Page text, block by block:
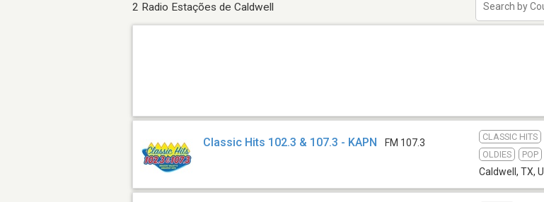
2 Radio Estações de Caldwell
Classic Hits 102.3 & 107.3 - KAPN FM 107.3
CLASSIC HITS
OLDIES
POP
Caldwell, TX,